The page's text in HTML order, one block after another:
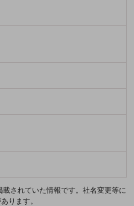
されていた情報です。社名変更等に
ります。